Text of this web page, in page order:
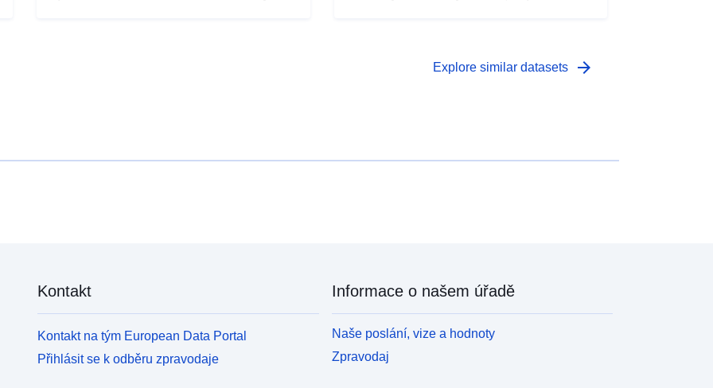
Explore similar datasets arrow_forward
Kontakt
Kontakt na tým European Data Portal
Přihlásit se k odběru zpravodaje
Informace o našem úřadě
Naše poslání, vize a hodnoty
Zpravodaj